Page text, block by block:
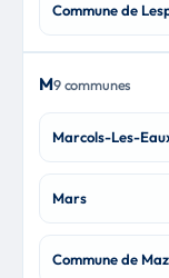
Commune de
M9 communes
Marcols-Les-
Mars
Commune de